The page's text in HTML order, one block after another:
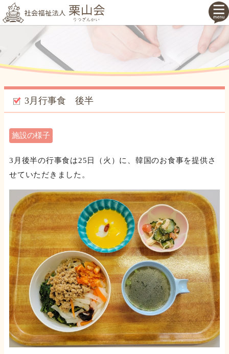
3月行事食 後半
施設の様子
3月後半の行事食は25日（火）に、韓国のお食事を提供さ
せていただきました。